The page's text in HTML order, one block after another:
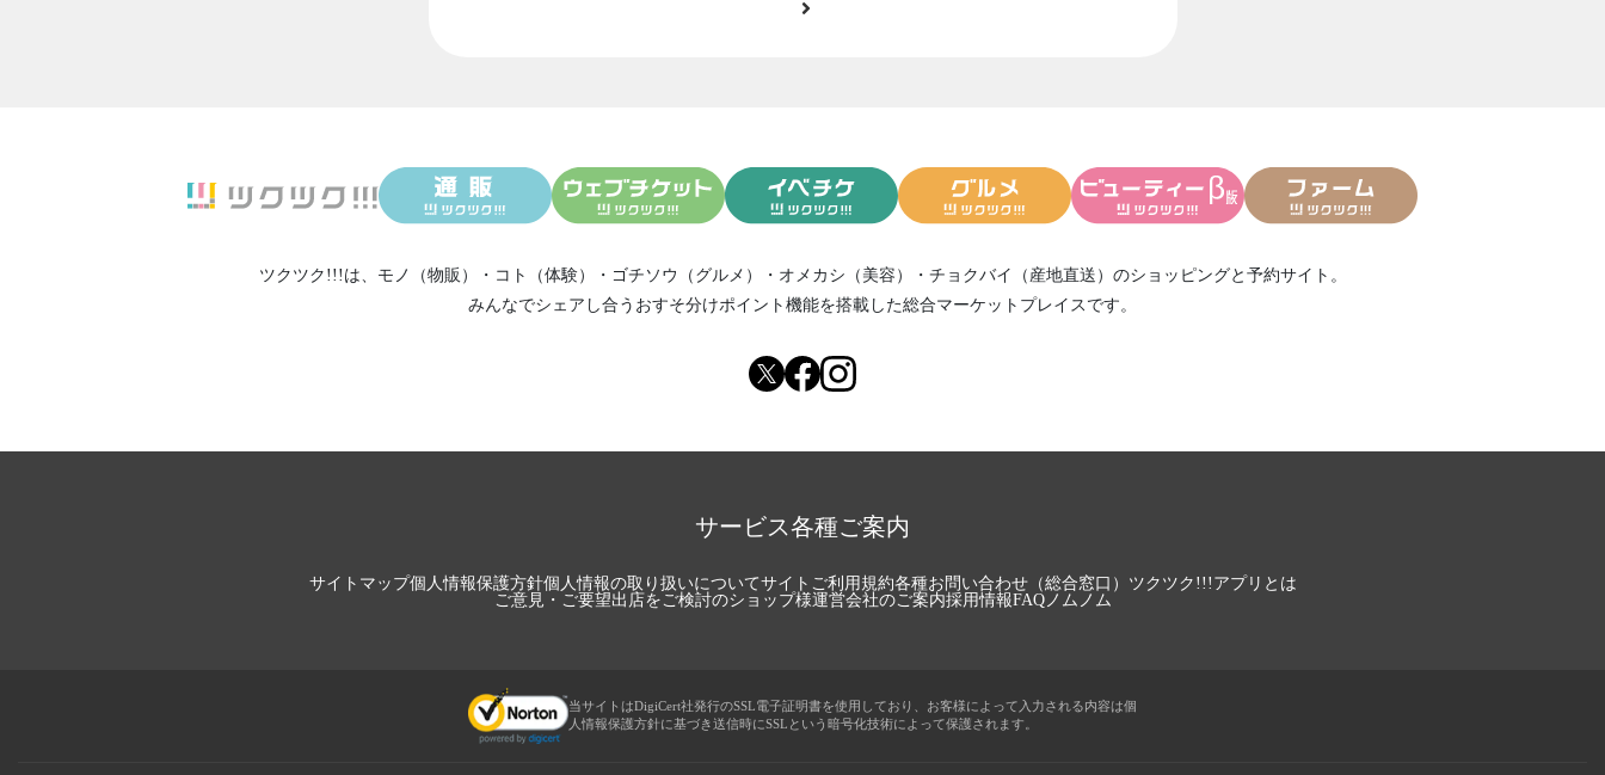
ツクツク!!!は、 モノ（物販） ・ コト（体験） ・ ゴチソウ（グルメ） ・ オメカシ（美容） ・ チョクバイ（産地直送） のショッピングと予約サイト。
みんなでシェアし合う おすそ分けポイント機能を搭載した総合マーケットプレイスです。
サービス各種ご案内
サイトマップ個人情報保護方針個人情報の取り扱いについてサイトご利用規約各種お問い合わせ（総合窓口） ツクツク!!!アプリとは
ご意見・ご要望出店をご検討のショップ様運営会社のご案内採用情報FAQノムノム
当サイトはDigiCert社発行のSSL電子証明書を使用しており、お客様によって入力される内容は個
人情報保護方針に基づき送信時にSSLという暗号化技術によって保護されます。